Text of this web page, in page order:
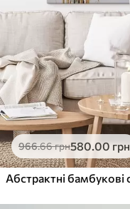
966.66грн580.00 грн